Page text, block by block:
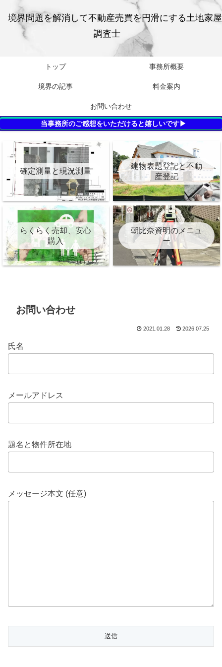
境界問題を解消して不動産売買を円滑にする土地家屋
調査士
トップ 事務所概要
境界の記事 料金案内
お問い合わせ
当事務所のご感想をいただけると嬉しいです▶
確定測量と現況測量
建物表題登記と不動
産登記
らくらく売却、安心
購入
朝比奈資明のメニュ
ー
お問い合わせ
2021.01.28 2026.07.25
氏名
メールアドレス
題名と物件所在地
メッセージ本文 (任意)